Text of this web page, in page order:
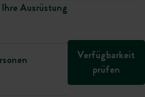
Ausrüstung
Verfügbarkeit
prüfen